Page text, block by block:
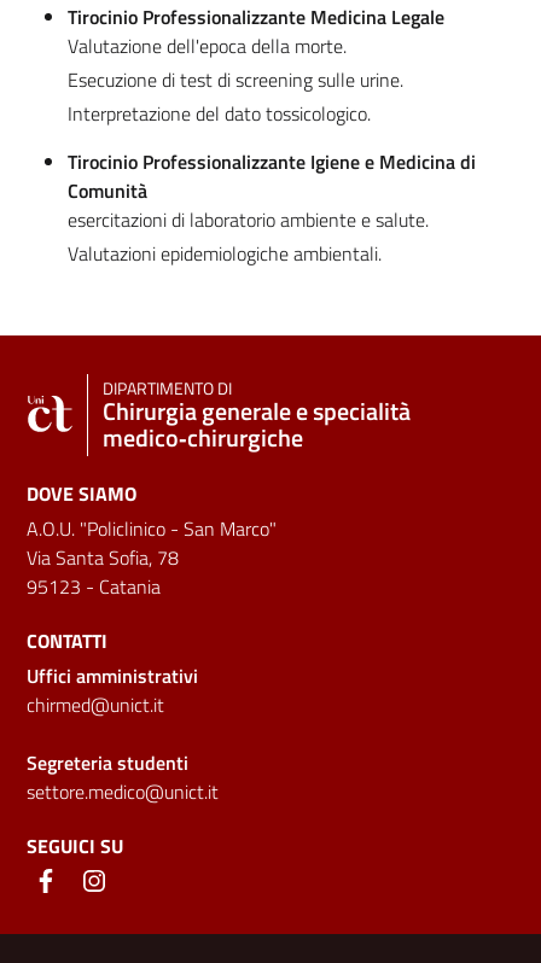
Tirocinio Professionalizzante Medicina Legale
Valutazione dell'epoca della morte.
Esecuzione di test di screening sulle urine.
Interpretazione del dato tossicologico.
Tirocinio Professionalizzante Igiene e Medicina di
Comunità
esercitazioni di laboratorio ambiente e salute.
Valutazioni epidemiologiche ambientali.
DIPARTIMENTO DI
Chirurgia generale e specialità
medico‑chirurgiche
DOVE SIAMO
A.O.U. "Policlinico - San Marco"
Via Santa Sofia, 78
95123 - Catania
CONTATTI
Uffici amministrativi
chirmed@unict.it
Segreteria studenti
settore.medico@unict.it
SEGUICI SU
Link e informazioni utili